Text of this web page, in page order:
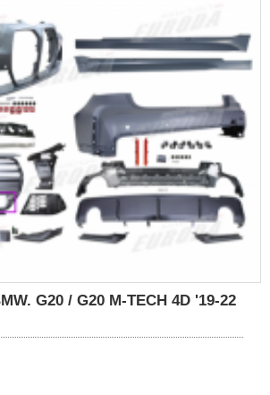
G20 / G20 M-TECH 4D '19-22